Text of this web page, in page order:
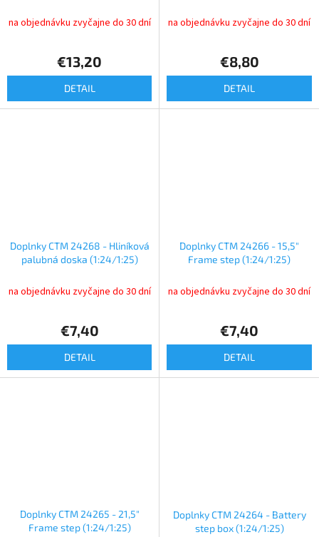
na objednávku zvyčajne do 30 dní
€13,20
DETAIL
na objednávku zvyčajne do 30 dní
€8,80
DETAIL
Doplnky CTM 24268 - Hliníková
palubná doska (1:24/1:25)
na objednávku zvyčajne do 30 dní
€7,40
DETAIL
Doplnky CTM 24266 - 15,5"
Frame step (1:24/1:25)
na objednávku zvyčajne do 30 dní
€7,40
DETAIL
Doplnky CTM 24265 - 21,5"
Frame step (1:24/1:25)
Doplnky CTM 24264 - Battery
step box (1:24/1:25)